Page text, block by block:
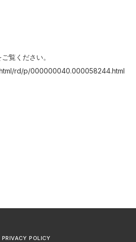
覧ください。
rd/p/000000040.000058244.html
PRIVACY POLICY